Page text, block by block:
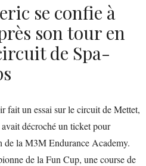
se confie à
son tour en
de Spa-
fait un essai sur le circuit de Mettet,
décroché un ticket pour
de la M3M Endurance Academy.
de la Fun Cup, une course de